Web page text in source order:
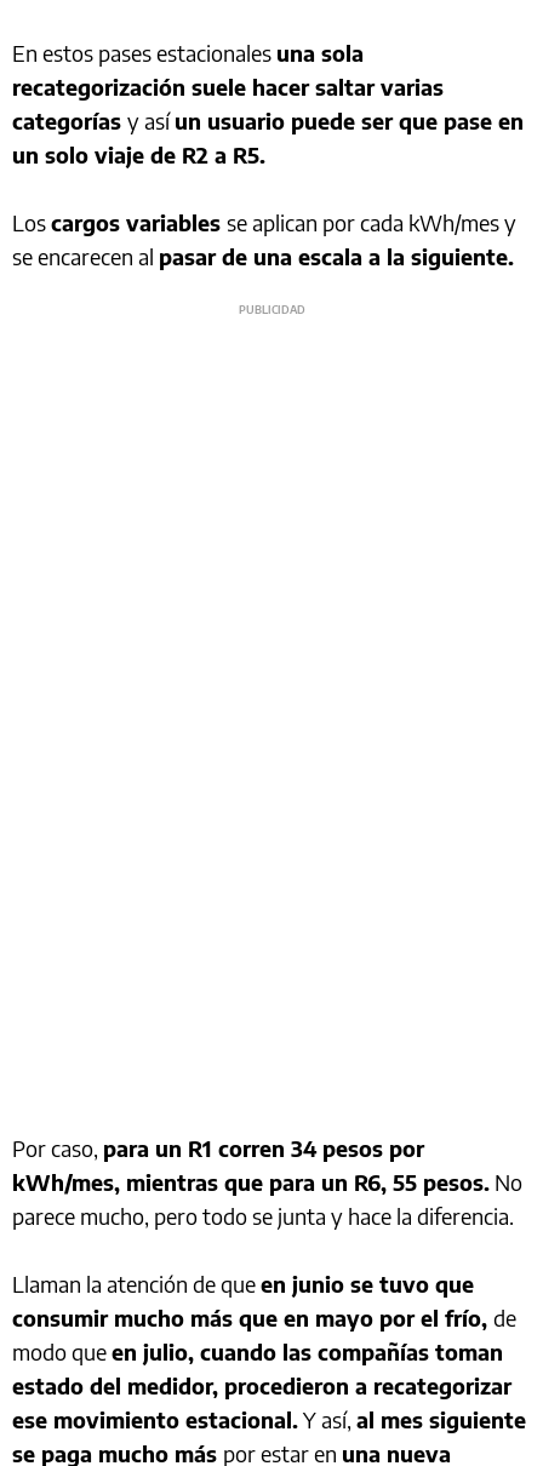
En estos pases estacionales una sola
recategorización suele hacer saltar varias
categorías y asíun usuario puede ser que pase en
un solo viaje de R2 a R5.
Loscargos variables se aplican por cada kWh/mes y
se encarecen al pasar de una escala a la siguiente.
Por caso, para un R1 corren 34 pesos por
kWh/mes, mientras que para un R6, 55 pesos. No
parece mucho, pero todo se junta y hace la diferencia.
Llaman la atención de queen junio se tuvo que
consumir mucho más que en mayo por el frío, de
modo queen julio, cuando las compañías toman
estado del medidor, procedieron a recategorizar
ese movimiento estacional.Y así, al mes siguiente
se paga mucho más por estar en una nueva